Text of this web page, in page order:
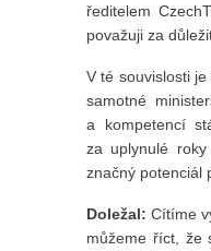
ředitelem
považuji za
V té souvislosti
samotné
a kompetencí
za uplynulé
značný potenciál
Doležal: Cítíme
můžeme říct, že